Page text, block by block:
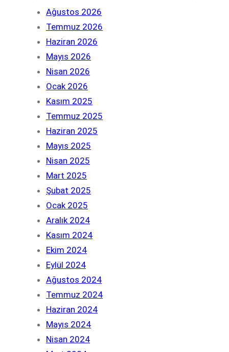
Ağustos 2026
Temmuz 2026
Haziran 2026
Mayıs 2026
Nisan 2026
Ocak 2026
Kasım 2025
Temmuz 2025
Haziran 2025
Mayıs 2025
Nisan 2025
Mart 2025
Şubat 2025
Ocak 2025
Aralık 2024
Kasım 2024
Ekim 2024
Eylül 2024
Ağustos 2024
Temmuz 2024
Haziran 2024
Mayıs 2024
Nisan 2024